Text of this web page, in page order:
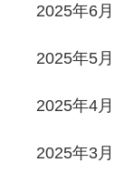
2025年6月
2025年5月
2025年4月
2025年3月